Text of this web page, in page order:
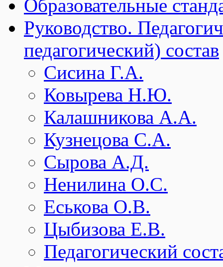
Образовательные
Руководство.
педагогический) состав
Сисина Г.А.
Ковырева Н.Ю.
Калашникова А.А.
Кузнецова С.А.
Сырова А.Д.
Ненилина О.С.
Еськова О.В.
Цыбизова Е.В.
Педагогический